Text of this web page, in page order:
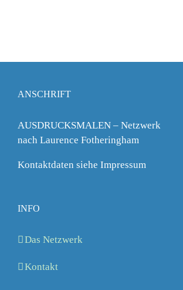
ANSCHRIFT
AUSDRUCKSMALEN – Netzwerk
nach Laurence Fotheringham
Kontaktdaten siehe Impressum
INFO
Das Netzwerk
Kontakt